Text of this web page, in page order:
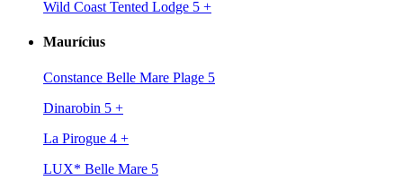
Wild Coast Tented Lodge 5 +
Maurícius
Constance Belle Mare Plage 5
Dinarobin 5 +
La Pirogue 4 +
LUX* Belle Mare 5